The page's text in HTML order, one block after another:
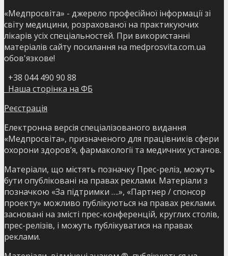
«Медпросвіта» - джерело професійної інформації зі
світу медицини, розрахованої на практикуючих
лікарів усіх спеціальностей. При використанні
матеріалів сайту посилання на medprosvita.com.ua
обов'язкове!
+38 044 490 90 88
Наша сторінка на ФБ
Реєстрація
Електронна версія спеціалізованого видання
«Медпросвіта», призначеного для працівників сфери
охорони здоров’я, фармакології та медичних установ.
Матеріали, що містять позначку Прес-реліз, можуть
бути опубліковані на правах реклами. Матеріали з
позначкою «За підтримки ….», «Партнер / спонсор
проекту» можливо публікуються на правах реклами.
засновані на змісті прес-конференцій, круглих столів,
прес-релізів, і можуть публікуватися на правах
реклами.